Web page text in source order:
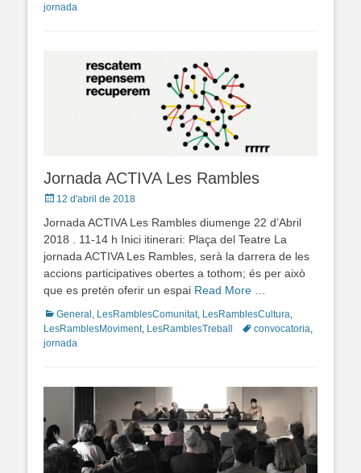
jornada
Jornada ACTIVA Les Rambles
Posted
12 d'abril de 2018
Jornada ACTIVA Les Rambles diumenge 22 d’Abril
2018 . 11-14 h Inici itinerari: Plaça del Teatre La
jornada ACTIVA Les Rambles, serà la darrera de les
accions participatives obertes a tothom; és per això
que es pretén oferir un espai Read More …
Categories
General , LesRamblesComunitat, LesRamblesCultura,
LesRamblesMoviment, LesRamblesTreball Tagsconvocatoria,
jornada